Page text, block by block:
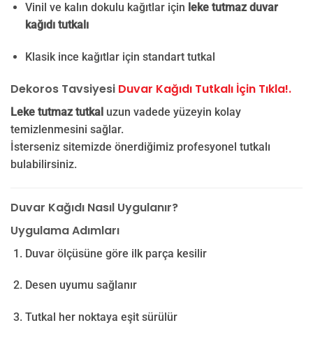
Vinil ve kalın dokulu kağıtlar için leke tutmaz duvar
kağıdı tutkalı
Klasik ince kağıtlar için standart tutkal
Dekoros Tavsiyesi Duvar Kağıdı Tutkalı İçin Tıkla!.
Leke tutmaz tutkal uzun vadede yüzeyin kolay
temizlenmesini sağlar.
İsterseniz sitemizde önerdiğimiz profesyonel tutkalı
bulabilirsiniz.
Duvar Kağıdı Nasıl Uygulanır?
Uygulama Adımları
Duvar ölçüsüne göre ilk parça kesilir
Desen uyumu sağlanır
Tutkal her noktaya eşit sürülür